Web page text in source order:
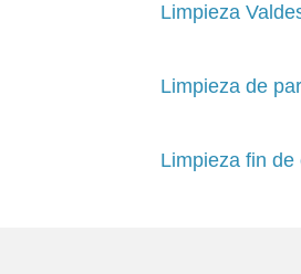
Limpieza
Limpieza de
Limpieza fin